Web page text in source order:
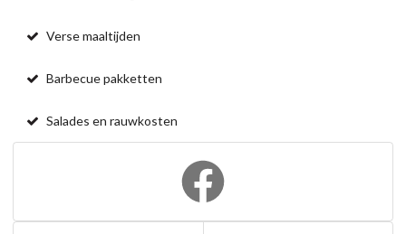
Verse maaltijden
Barbecue pakketten
Salades en rauwkosten